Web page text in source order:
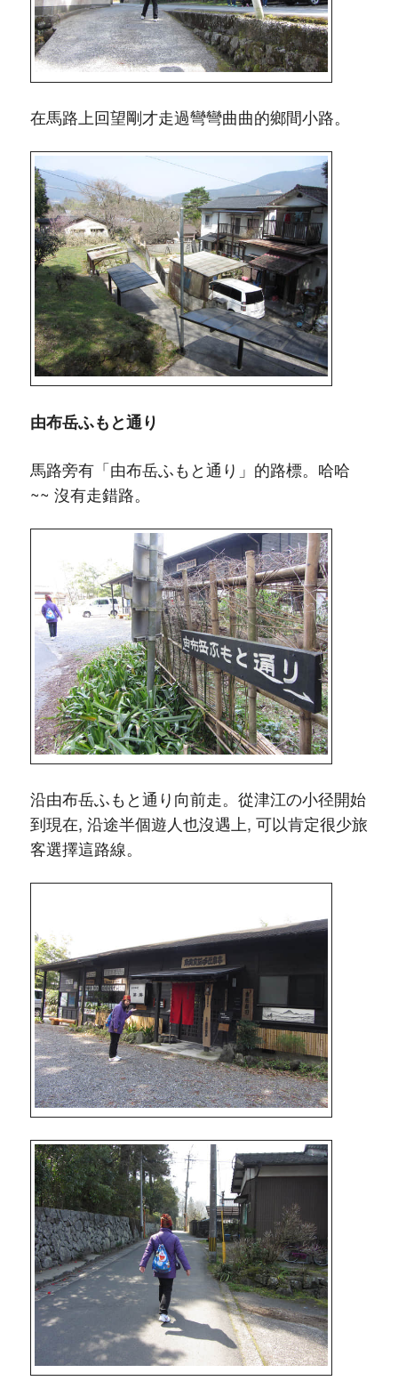
在馬路上回望剛才走過彎彎曲曲的鄉間小路。
由布岳ふもと通り
馬路旁有「由布岳ふもと通り」的路標。哈哈
~~ 沒有走錯路。
沿由布岳ふもと通り向前走。從津江の小径開始
到現在, 沿途半個遊人也沒遇上, 可以肯定很少旅
客選擇這路線。